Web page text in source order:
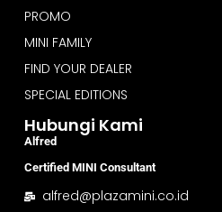
PROMO
MINI FAMILY
FIND YOUR DEALER
SPECIAL EDITIONS
Hubungi Kami
Alfred
Certified MINI Consultant
alfred@plazamini.co.id